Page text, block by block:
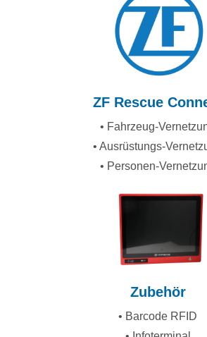
ZF Rescue
• Fahrzeug-
• Ausrüstungs-
• Personen-
Zubehör
• Barcode RFID